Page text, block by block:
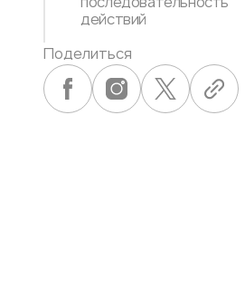
действий
Поделиться